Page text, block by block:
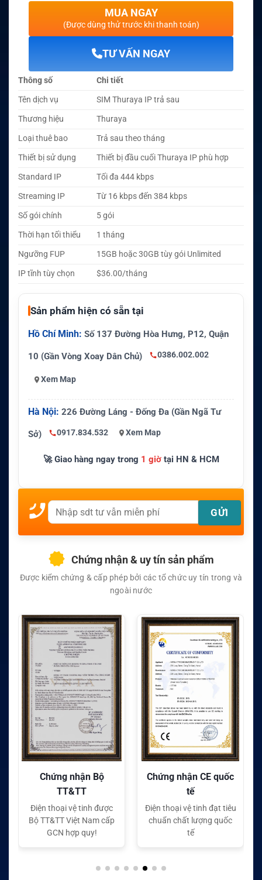
MUA NGAY
(Được dùng thử trước khi thanh toán)
TƯ VẤN NGAY
Thông số
Chi tiết
Tên dịch vụ
SIM Thuraya IP trả sau
Thương hiệu
Thuraya
Loại thuê bao
Trả sau theo tháng
Thiết bị sử dụng
Thiết bị đầu cuối Thuraya IP phù hợp
Standard IP
Tối đa 444 kbps
Streaming IP
Từ 16 kbps đến 384 kbps
Số gói chính
5 gói
Thời hạn tối thiểu
1 tháng
Ngưỡng FUP
15GB hoặc 30GB tùy gói Unlimited
IP tĩnh tùy chọn
$36.00/tháng
Sản phẩm hiện có sẵn tại
Hồ Chí Minh: Số 137 Đường Hòa Hưng, P12, Quận
10 (Gần Vòng Xoay Dân Chủ) 0386.002.002
Xem Map
Hà Nội: 226 Đường Láng - Đống Đa (Gần Ngã Tư
Sở) 0917.834.532 Xem Map
🚀 Giao hàng ngay trong 1 giờtại HN & HCM
Chứng nhận & uy tín sản phẩm
Được kiểm chứng & cấp phép bởi các tổ chức uy tín trong và
ngoài nước
Chứng nhận Bộ
TT&TT
Điện thoại vệ tinh được
Bộ TT&TT Việt Nam cấp
GCN hợp quy!
Chứng nhận CE quốc
tế
Điện thoại vệ tinh đạt tiêu
chuẩn chất lượng quốc
tế